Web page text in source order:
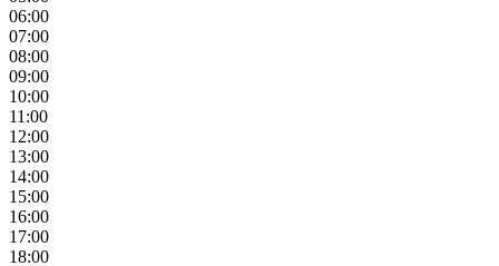
06:00
07:00
08:00
09:00
10:00
11:00
12:00
13:00
14:00
15:00
16:00
17:00
18:00